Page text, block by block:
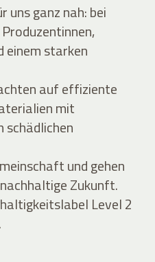
ganz nah: bei
einem starken
auf effiziente
mit
schädlichen
und gehen
Zukunft.
Level 2